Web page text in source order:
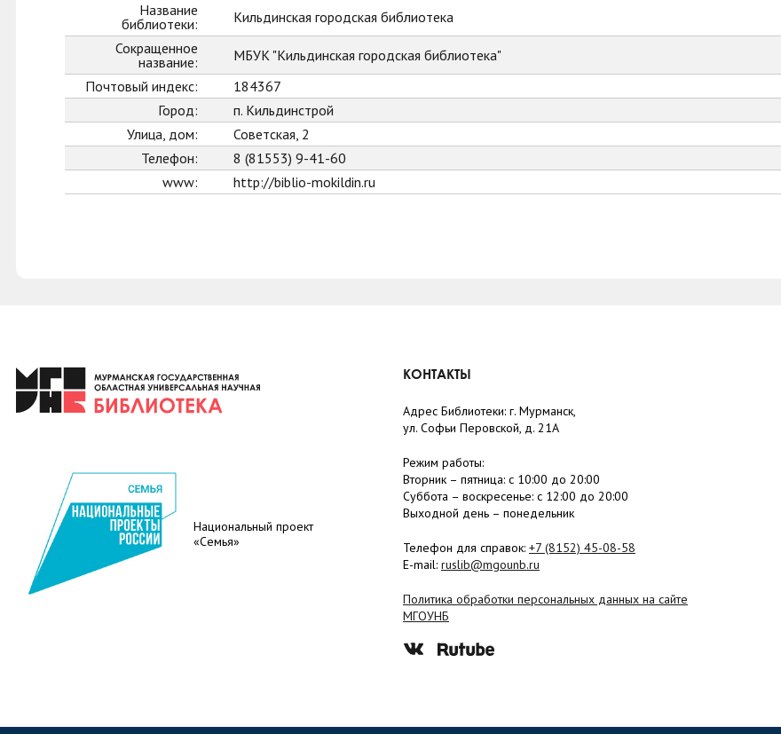
Название
библиотеки:
Кильдинская городская библиотека
Сокращенное
название:
МБУК "Кильдинская городская библиотека"
Почтовый индекс:
184367
Город:
п. Кильдинстрой
Улица, дом:
Советская, 2
Телефон:
8 (81553) 9-41-60
www:
http://biblio-mokildin.ru
Национальный проект
«Семья»
КОНТАКТЫ
Адрес Библиотеки: г. Мурманск,
ул. Софьи Перовской, д. 21А
Режим работы:
Вторник – пятница: с 10:00 до 20:00
Суббота – воскресенье: c 12:00 до 20:00
Выходной день – понедельник
Телефон для справок: +7 (8152) 45-08-58
E-mail: ruslib@mgounb.ru
Политика обработки персональных данных на сайте
МГОУНБ